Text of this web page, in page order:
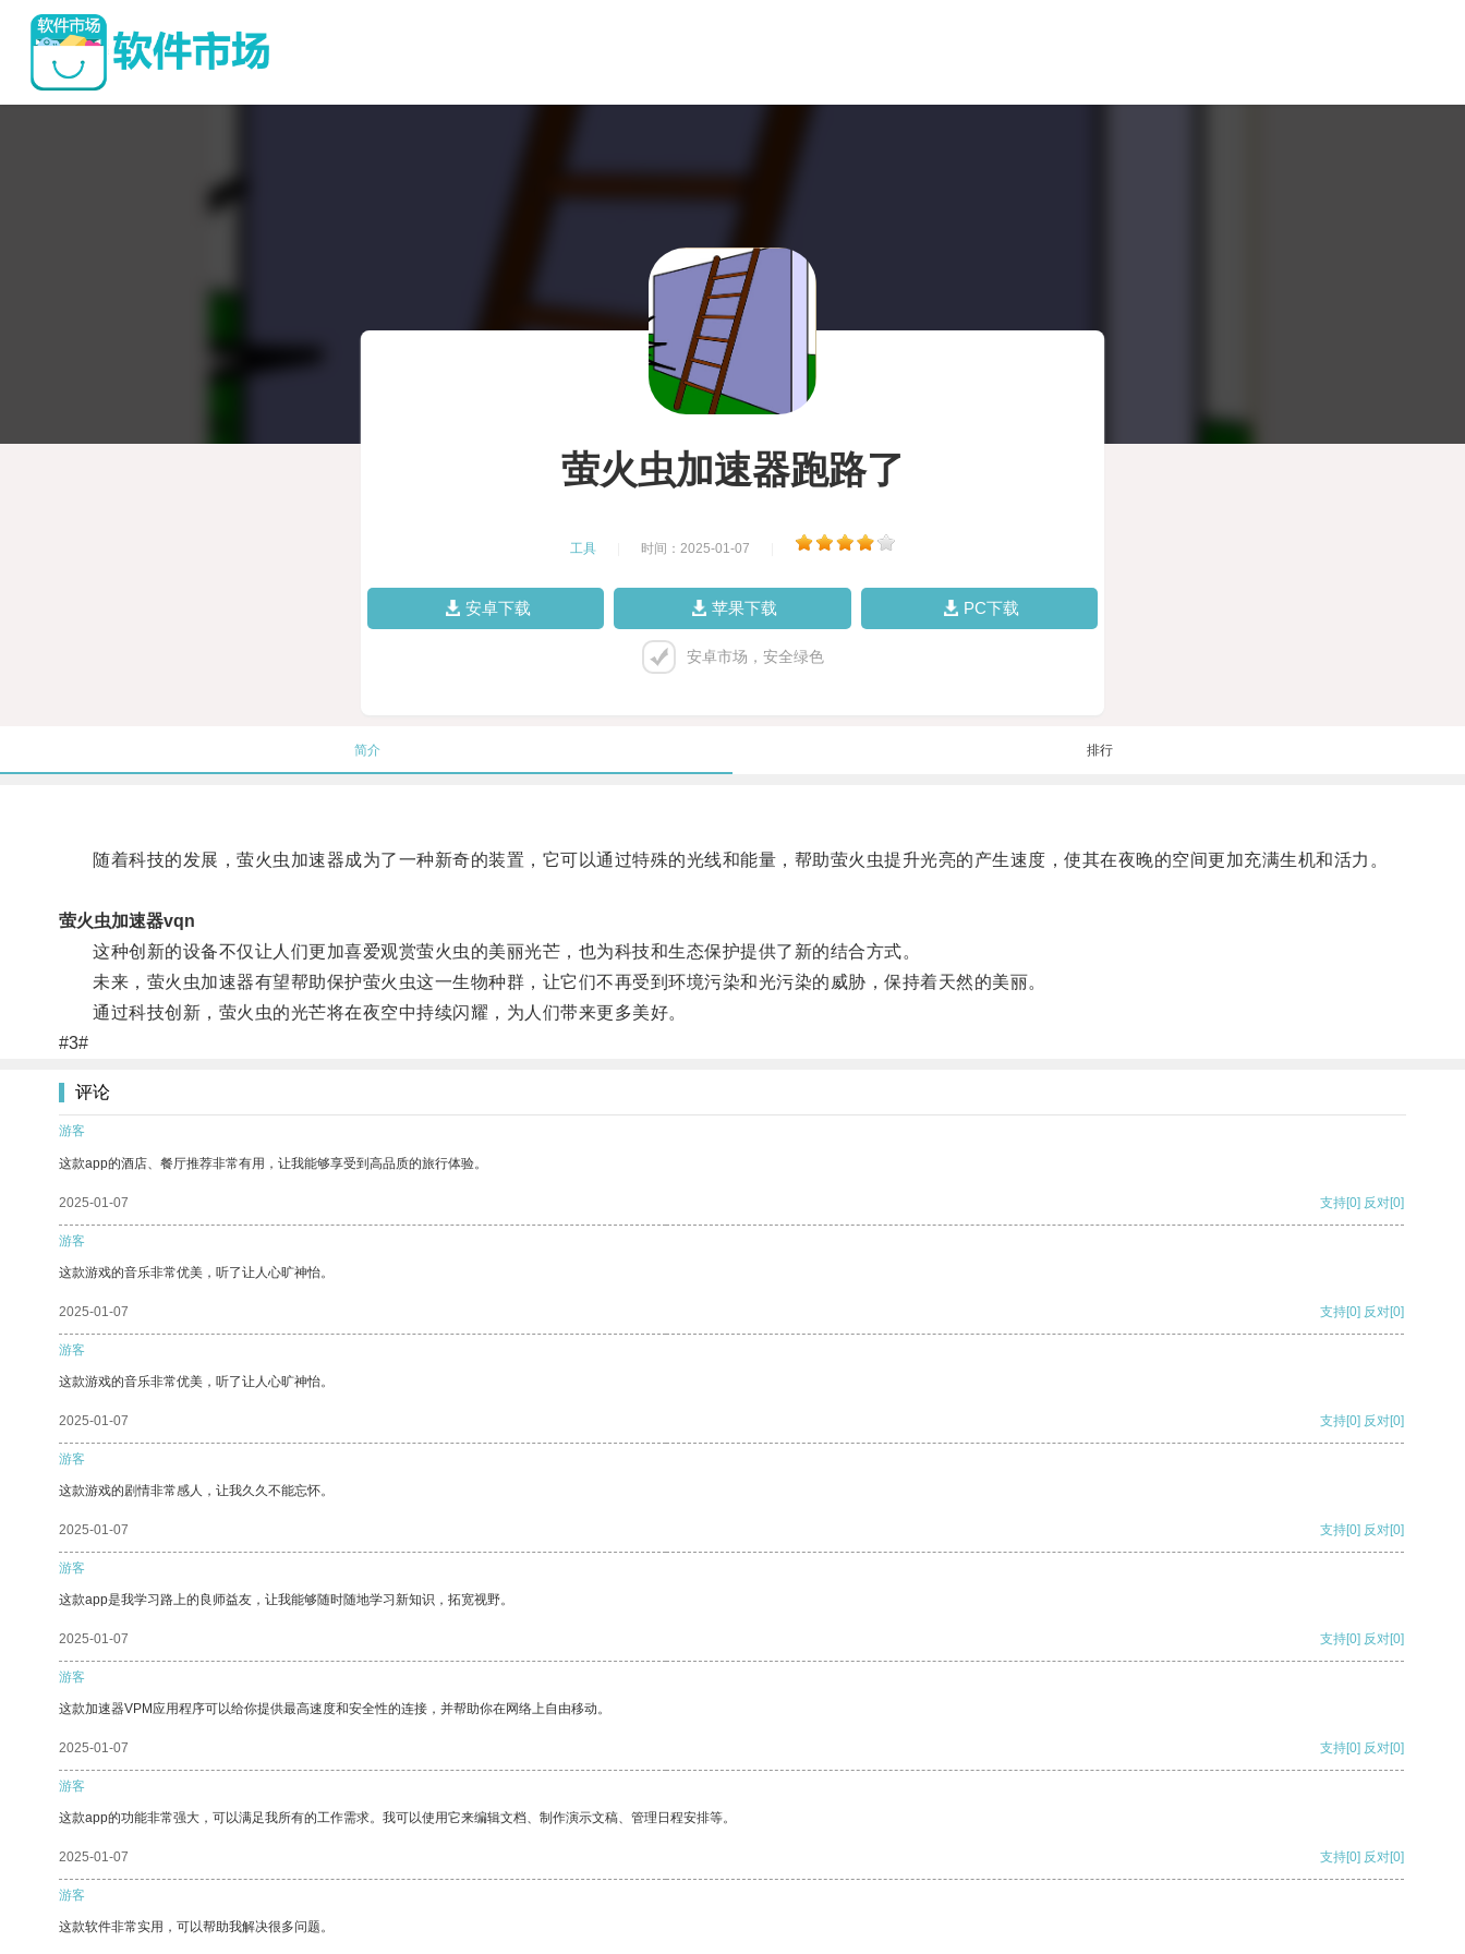
萤火虫加速器跑路了
工具 时间：2025-01-07
安卓下载 苹果下载 PC下载
安卓市场，安全绿色
简介 排行
随着科技的发展，萤火虫加速器成为了一种新奇的装置，它可以通过特殊的光线和能量，帮助萤火虫提升光亮的产生速度，使其在夜晚的空间更加充满生机和活力。
萤火虫加速器vqn
这种创新的设备不仅让人们更加喜爱观赏萤火虫的美丽光芒，也为科技和生态保护提供了新的结合方式。
未来，萤火虫加速器有望帮助保护萤火虫这一生物种群，让它们不再受到环境污染和光污染的威胁，保持着天然的美丽。
通过科技创新，萤火虫的光芒将在夜空中持续闪耀，为人们带来更多美好。
#3#
评论
游客
这款app的酒店、餐厅推荐非常有用，让我能够享受到高品质的旅行体验。
2025-01-07 支持[0] 反对[0]
游客
这款游戏的音乐非常优美，听了让人心旷神怡。
2025-01-07 支持[0] 反对[0]
游客
这款游戏的音乐非常优美，听了让人心旷神怡。
2025-01-07 支持[0] 反对[0]
游客
这款游戏的剧情非常感人，让我久久不能忘怀。
2025-01-07 支持[0] 反对[0]
游客
这款app是我学习路上的良师益友，让我能够随时随地学习新知识，拓宽视野。
2025-01-07 支持[0] 反对[0]
游客
这款加速器VPM应用程序可以给你提供最高速度和安全性的连接，并帮助你在网络上自由移动。
2025-01-07 支持[0] 反对[0]
游客
这款app的功能非常强大，可以满足我所有的工作需求。我可以使用它来编辑文档、制作演示文稿、管理日程安排等。
2025-01-07 支持[0] 反对[0]
游客
这款软件非常实用，可以帮助我解决很多问题。